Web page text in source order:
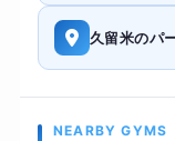
久留米のパ
NEARBY GYMS